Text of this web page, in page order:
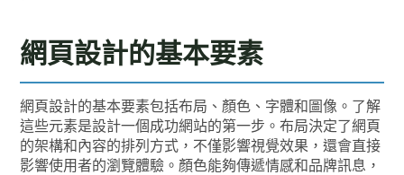
網頁設計的基本要素
網頁設計的基本要素包括布局、顏色、字體和圖像。了解
這些元素是設計一個成功網站的第一步。布局決定了網頁
的架構和內容的排列方式，不僅影響視覺效果，還會直接
影響使用者的瀏覽體驗。顏色能夠傳遞情感和品牌訊息，